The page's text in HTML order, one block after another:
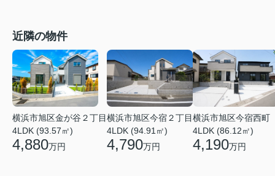
近隣の物件
横浜市旭区金が谷２丁目
4LDK (93.57㎡)
4,880万円
横浜市旭区今宿２丁目
4LDK (94.91㎡)
4,790万円
横浜市旭区今宿西町
4LDK (86.12㎡)
4,190万円